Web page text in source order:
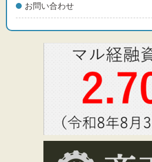
お問い合わせ